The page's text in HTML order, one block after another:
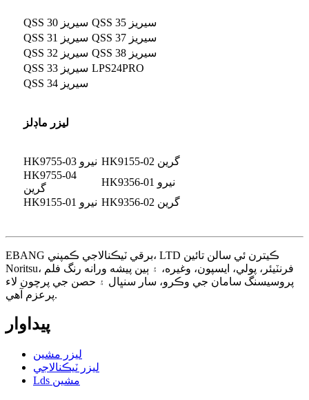
QSS 30 سيريز
QSS 35 سيريز
QSS 31 سيريز
QSS 37 سيريز
QSS 32 سيريز
QSS 38 سيريز
QSS 33 سيريز LPS24PRO
QSS 34 سيريز
ليزر ماڊلز
HK9755-03 نيرو
HK9155-02 گرين
HK9755-04
گرين
HK9356-01 نيرو
HK9155-01 نيرو
HK9356-02 گرين
EBANG برقي ٽيڪنالاجي ڪمپني، LTD ڪيترن ئي سالن تائين
Noritsu، فرنٽيئر، پولي، ايسپون، وغيره، ۽ ٻين پيشه ورانه رنگ فلم
پروسيسنگ سامان جي وڪرو، سار سنڀال ۽ حصن جي پرچون لاء
پرعزم آهي.
پيداوار
ليزر مشين
ليزر ٽيڪنالاجي
Lds مشين